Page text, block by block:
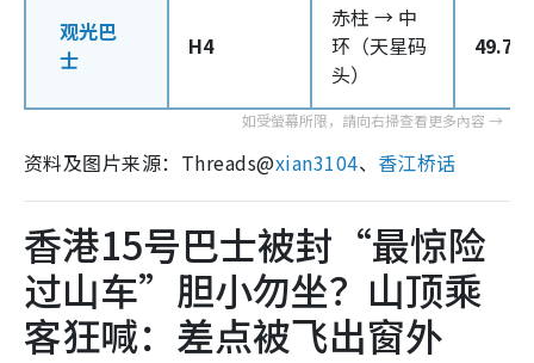
观光巴
士
H4
赤柱 → 中
环（天星码
头）
49.7元
资料及图片来源：Threads@xian3104、 香江桥话
香港15号巴士被封“最惊险
过山车”胆小勿坐？山顶乘
客狂喊：差点被飞出窗外